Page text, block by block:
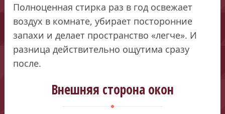
Полноценная стирка раз в год освежает
воздух в комнате, убирает посторонние
запахи и делает пространство «легче». И
разница действительно ощутима сразу
после.
Внешняя сторона окон